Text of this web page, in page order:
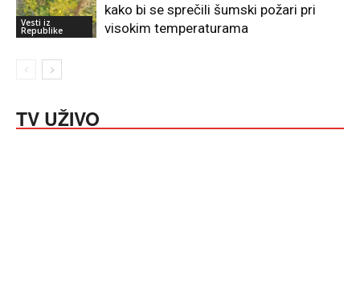
Vesti iz
Republike
kako bi se sprečili šumski požari pri
visokim temperaturama
TV UŽIVO